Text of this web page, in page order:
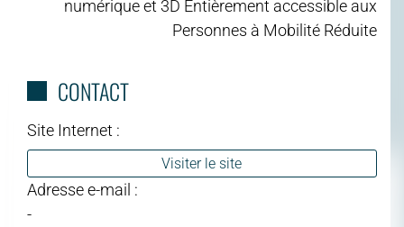
numérique et 3D Entièrement accessible aux
Personnes à Mobilité Réduite
CONTACT
Site Internet :
Visiter le site
Adresse e-mail :
-